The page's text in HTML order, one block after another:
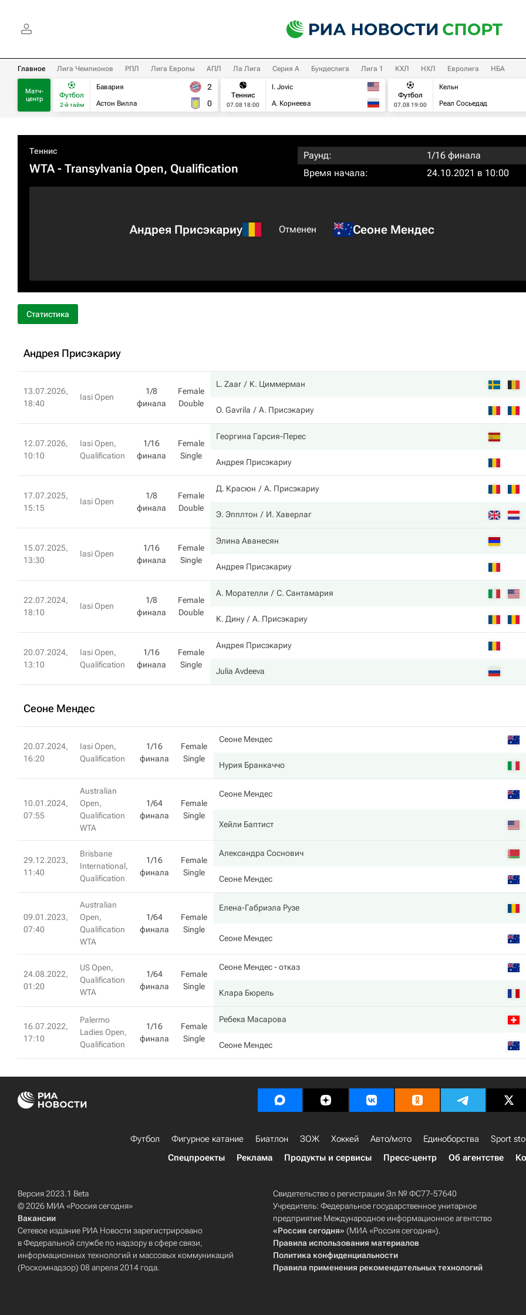
Главное Лига Чемпионов РПЛ Лига Европы АПЛ Ла Лига Серия А Бундеслига Лига 1 КХЛ НХЛ Евролига НБА
Матч-
центр
Футбол
2-й тайм
Бавария
Астон Вилла
2
0
Теннис
07.08 18:00
I. Jovic
А. Корнеева
Футбол
07.08 19:00
Кельн
Реал Сосьедад
Теннис
WTA- Transylvania Open, Qualification
Раунд:
1/16 финала
Время начала:
24.10.2021 в 10:00
Андрея Присэкариу Отменен Сеоне Мендес
Статистика
Андрея Присэкариу
13.07.2026,
18:40
Iasi Open
1/8
финала
Female
Double
L. Zaar К. Циммерман
O. Gavrila А. Присэкариу
12.07.2026,
10:10
Iasi Open,
Qualification
1/16
финала
Female
Single
Георгина Гарсия-Перес
Андрея Присэкариу
17.07.2025,
15:15
Iasi Open
1/8
финала
Female
Double
Д. Красюн А. Присэкариу
Э. Эпплтон И. Хаверлаг
15.07.2025,
13:30
Iasi Open
1/16
финала
Female
Single
Элина Аванесян
Андрея Присэкариу
22.07.2024,
18:10
Iasi Open
1/8
финала
Female
Double
А. Морателли С. Сантамария
К. Дину А. Присэкариу
20.07.2024,
13:10
Iasi Open,
Qualification
1/16
финала
Female
Single
Андрея Присэкариу
Julia Avdeeva
Сеоне Мендес
20.07.2024,
16:20
Iasi Open,
Qualification
1/16
финала
Female
Single
Сеоне Мендес
Нурия Бранкаччо
10.01.2024,
07:55
Australian
Open,
Qualification
WTA
1/64
финала
Female
Single
Сеоне Мендес
Хейли Баптист
29.12.2023,
11:40
Brisbane
International,
Qualification
1/16
финала
Female
Single
Александра Соснович
Сеоне Мендес
09.01.2023,
07:40
Australian
Open,
Qualification
WTA
1/64
финала
Female
Single
Елена-Габриэла Рузе
Сеоне Мендес
24.08.2022,
01:20
US Open,
Qualification
WTA
1/64
финала
Female
Single
Сеоне Мендес- отказ
Клара Бюрель
16.07.2022,
17:10
Palermo
Ladies Open,
Qualification
1/16
финала
Female
Single
Ребека Масарова
Сеоне Мендес
Футбол Фигурное катание Биатлон ЗОЖ Хоккей Авто/мото Единоборства Sport
Спецпроекты
Реклама Продукты и сервисы Пресс-центр Об агентстве
Версия 2023.1 Beta
© 2026 МИА «Россия сегодня»
Вакансии
Сетевое издание РИА Новости зарегистрировано
в Федеральной службе по надзору в сфере связи,
информационных технологий и массовых коммуникаций
(Роскомнадзор) 08 апреля 2014 года.
Свидетельство о регистрации Эл № ФС77-57640
Учредитель: Федеральное государственное унитарное
предприятие Международное информационное агентство
«Россия сегодня» (МИА «Россия сегодня»).
Правила использования материалов
Политика конфиденциальности
Правила применения рекомендательных технологий